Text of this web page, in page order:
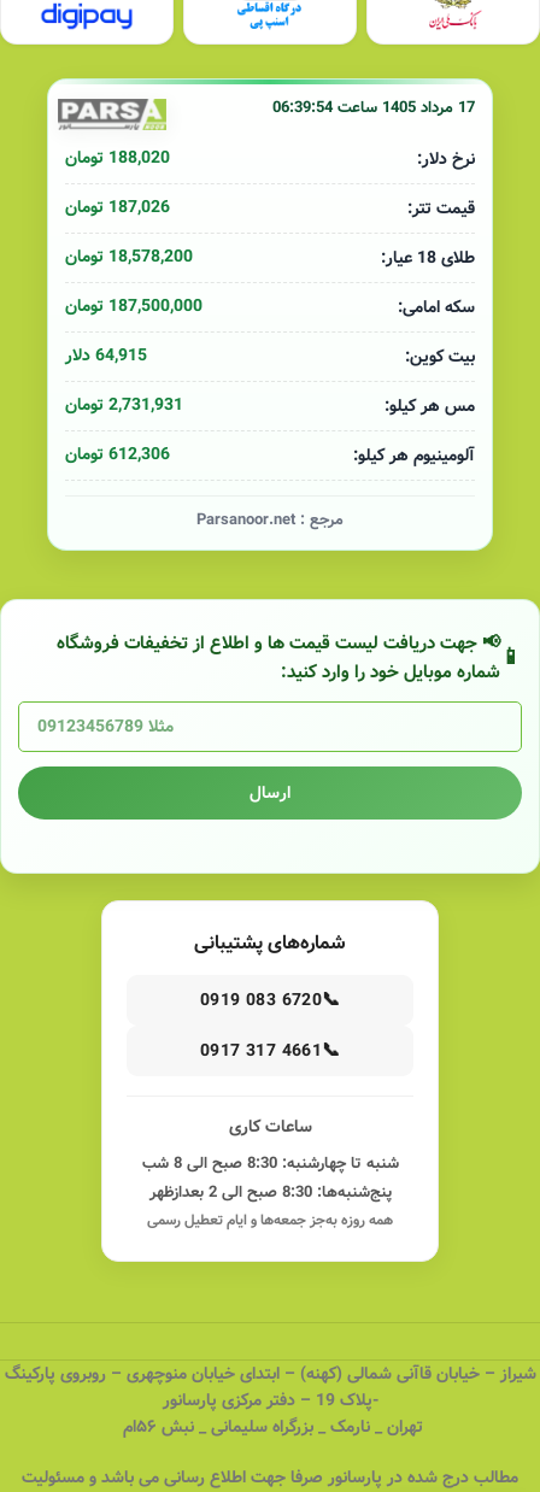
17 مرداد 1405 ساعت 06:39:54
نرخ دلار:
188,020 تومان
قیمت تتر:
187,026 تومان
طلای 18 عیار:
18,578,200 تومان
سکه امامی:
187,500,000 تومان
بیت کوین:
64,915 دلار
مس هر کیلو:
2,731,931 تومان
آلومینیوم هر کیلو:
612,306 تومان
مرجع : Parsanoor.net
📢 جهت دریافت لیست قیمت ها و اطلاع از تخفیفات فروشگاه
شماره موبایل خود را وارد کنید:
ارسال
شماره‌های پشتیبانی
📞
0919 083 6720
📞
0917 317 4661
ساعات کاری
شنبه تا چهارشنبه: 8:30 صبح الی 8 شب
پنج‌شنبه‌ها: 8:30 صبح الی 2 بعدازظهر
همه روزه به‌جز جمعه‌ها و ایام تعطیل رسمی
شیراز – خیابان قاآنی شمالی (کهنه) – ابتدای خیابان منوچهری – روبروی پارکینگ
-پلاک 19 – دفتر مرکزی پارسانور
تهران _ نارمک _ بزرگراه سلیمانی _ نبش ۵۶ام
مطالب درج شده در پارسانور صرفا جهت اطلاع رسانی می باشد و مسئولیت